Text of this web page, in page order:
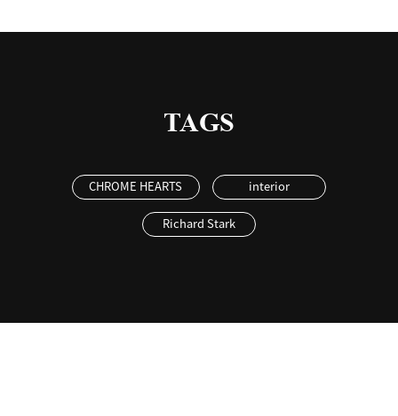
TAGS
CHROME HEARTS interior
Richard Stark